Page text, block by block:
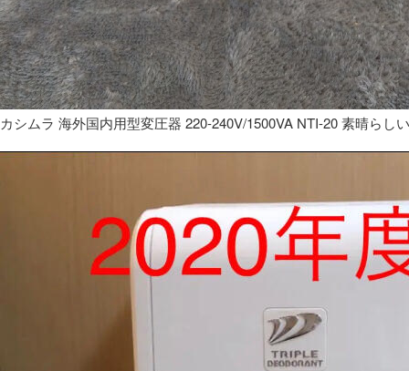
カシムラ 海外国内用型変圧器 220-240V/1500VA NTI-20 素晴らし